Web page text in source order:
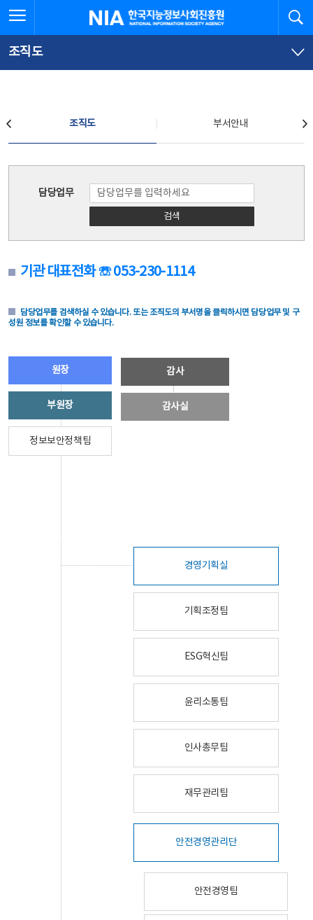
문
로
가
체
뉴
바
가
한국지능정보사회진흥원
조직도
조직도 부서안내
담당업무
검색
기관 대표전화 ☏ 053-230-1114
담당업무를 검색하실 수 있습니다. 또는 조직도의 부서명을 클릭하시면 담당업무 및 구
성원 정보를 확인할 수 있습니다.
원장
부원장
정보보안정책팀
감사
감사실
경영기획실
기획조정팀
ESG혁신팀
윤리소통팀
인사총무팀
재무관리팀
안전경영관리단
안전경영팀